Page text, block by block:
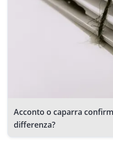
Acconto o caparra
differenza?